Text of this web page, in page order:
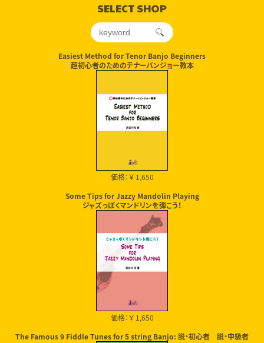
SELECT SHOP
Easiest Method for Tenor Banjo Beginners
超初心者のためのテナーバンジョー教本
価格：￥ 1,650
Some Tips for Jazzy Mandolin Playing
ジャズっぽくマンドリンを弾こう！
価格：￥ 1,650
The Famous 9 Fiddle Tunes for 5 string Banjo: 脱・初心者 脱・中級者